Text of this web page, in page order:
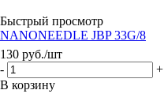
Быстрый просмотр
NANONEEDLE JBP 33G/8
130 руб./шт
-
+
В корзину